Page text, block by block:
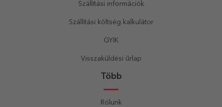
Szállítási információk
Szállítási költség kalkulátor
GYIK
Visszaküldési űrlap
Több
Rólunk